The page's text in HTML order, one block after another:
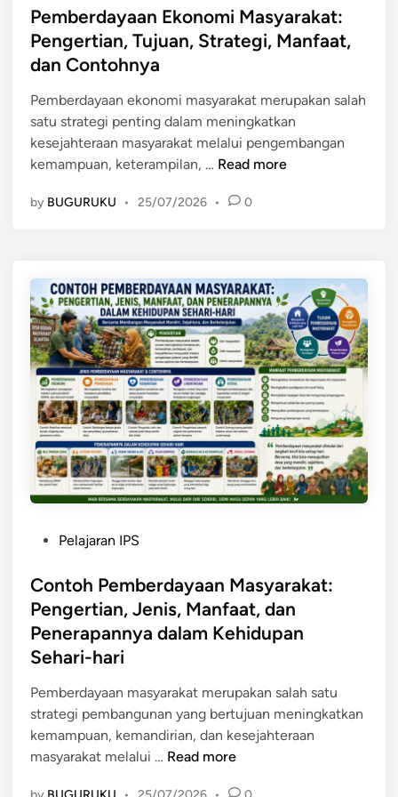
k
t
d
a
a
m
P
e
g
u
n
a
n
:
P
e
n
g
e
t
a
n
,
B
e
u
M
s
t
d
i
n
Pemberdayaan Ekonomi Masyarakat:
Pengertian, Tujuan, Strategi, Manfaat,
dan Contohnya
Pemberdayaan ekonomi masyarakat merupakan salah
satu strategi penting dalam meningkatkan
kesejahteraan masyarakat melalui pengembangan
kemampuan, keterampilan, … P
m
d
a
y
a
a
n
E
k
o
n
o
a
s
y
a
k
a
t
Read more
by BUGURUKU • 25/07/2026 • 0
s
t
e
d
i
n
Pelajaran IPS
Contoh Pemberdayaan Masyarakat:
Pengertian, Jenis, Manfaat, dan
Penerapannya dalam Kehidupan
Sehari-hari
Pemberdayaan masyarakat merupakan salah satu
strategi pembangunan yang bertujuan meningkatkan
kemampuan, kemandirian, dan kesejahteraan
masyarakat melalui … C
Read more